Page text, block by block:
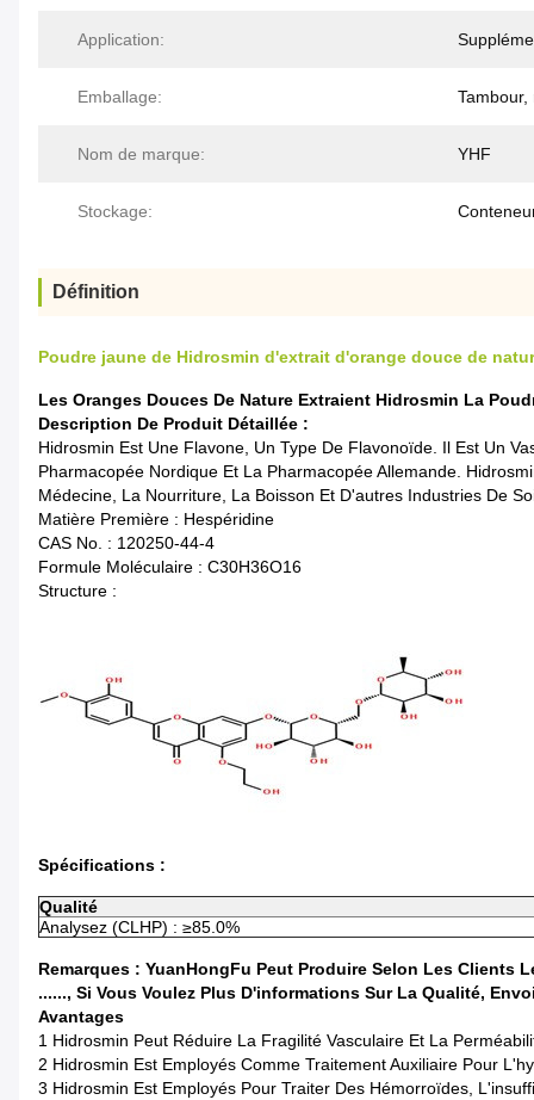
Application:
Emballage:
Nom de marque: YHF
Stockage:
Définition
Poudre jaune de Hidrosmin d'extrait d'orange douce de
Les Oranges Douces De Nature Extraient Hidrosmin La
Description De Produit Détaillée :
Hidrosmin Est Une Flavone, Un Type De Flavonoïde. Il Est Un
Pharmacopée Nordique Et La Pharmacopée Allemande.
Médecine, La Nourriture, La Boisson Et D'autres Industries De
Matière Première : Hespéridine
CAS No. : 120250-44-4
Formule Moléculaire : C30H36O16
Structure :
Spécifications :
Qualité
Analysez (CLHP) : ≥85.0%
Remarques : YuanHongFu Peut Produire Selon Les
......, Si Vous Voulez Plus D'informations Sur La Qualité,
Avantages
1 Hidrosmin Peut Réduire La Fragilité Vasculaire Et La
2 Hidrosmin Est Employés Comme Traitement Auxiliaire Pour
3 Hidrosmin Est Employés Pour Traiter Des Hémorroïdes,